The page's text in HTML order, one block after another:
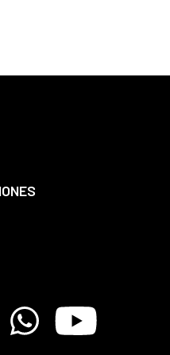
WhatsappYoutube